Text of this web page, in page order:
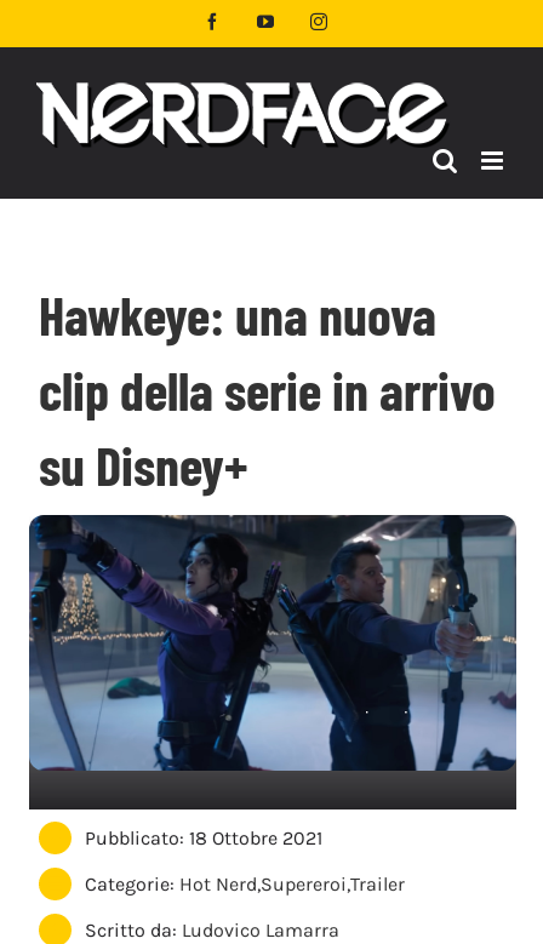
al
FacebookYouTubeInstagram
Hawkeye: una nuova
clip della serie in arrivo
su Disney+
Pubblicato: 18 Ottobre 2021
Categorie: Hot Nerd,Supereroi,Trailer
Scritto da: Ludovico Lamarra